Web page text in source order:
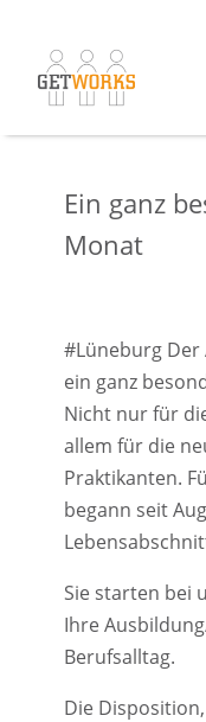
Ein ganz
Monat
#Lüneburg Der
ein ganz
Nicht nur für
allem für die
Praktikanten.
begann seit
Sie starten bei
Ihre
Berufsalltag.
Die